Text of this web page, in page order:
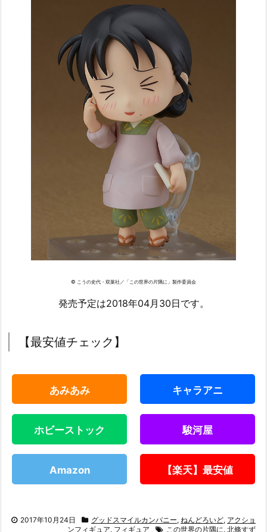
© こうの史代・双葉社／「この世界の片隅に」製作委員会
発売予定は2018年04月30日です。
【最安値チェック】
あみあみ キャラアニ
ホビーストック 駿河屋
Amazon 【楽天】最安値
2017年10月24日 グッドスマイルカンパニー, ねんどろいど, アクショ
ンフィギュア, フィギュア この世界の片隅に, 北條すず